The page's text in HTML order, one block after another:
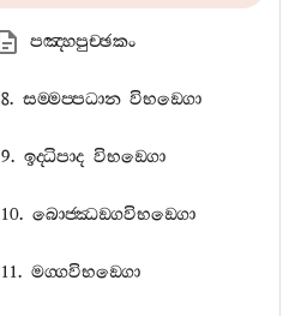
පඤ‍්හපුච‍්ඡකං
8. සම‍්මප‍්පධාන විභඞ‍්ගො
9. ඉද‍්ධිපාද විභඞ‍්ගො
10. බොජ‍්ඣඞ‍්ගවිභඞ‍්ගො
11. මග‍්ගවිභඞ‍්ගො